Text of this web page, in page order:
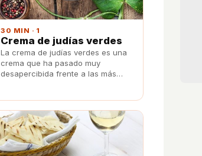
30 MIN · 1
Crema de judías verdes
La crema de judías verdes es una
crema que ha pasado muy
desapercibida frente a las más